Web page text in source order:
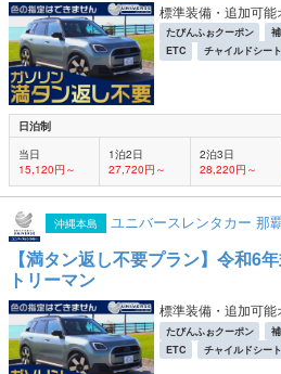
標準装備・追加可能
たびんふぉクーポン
ETC
チャイルドシート
日泊制
当日
15,120円～
1泊2日
27,720円～
2泊3日
28,220円～
沖縄本島 ユニバースレンタカー 那
【満タン返し不要プラン】令和6
トリーマン
標準装備・追加可能
たびんふぉクーポン
ETC
チャイルドシート